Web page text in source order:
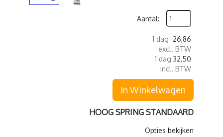
Aantal:
1 dag 26,86
excl. BTW
1 dag 32,50
incl. BTW
In Winkelwagen
HOOG SPRING STANDAARD
Opties bekijken